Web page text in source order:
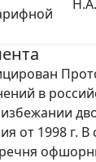
в
от 1998 г. В